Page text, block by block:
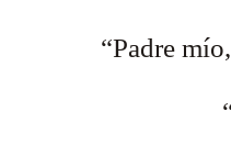
“Padre